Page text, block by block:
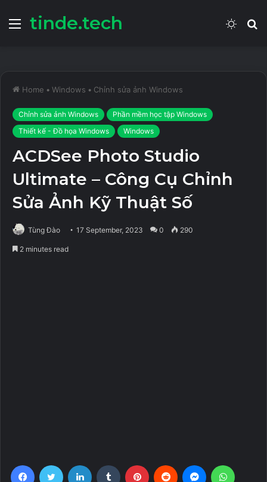
Menu
tinde.tech
Switch
Home • Windows • Chỉnh sửa ảnh Windows
Chỉnh sửa ảnh Windows
Phần mềm học tập Windows
Thiết kế - Đồ họa Windows
Windows
ACDSee Photo Studio
Ultimate – Công Cụ Chỉnh
Sửa Ảnh Kỹ Thuật Số
Tùng Đào 17 September, 2023 0 290
2 minutes read
FacebookTwitter LinkedIn Tumblr Pinterest Reddit Messenger